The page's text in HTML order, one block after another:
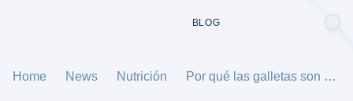
BLOG
Home News Nutrición Por qué las galletas son peligrosas para perros y cómo hacer galletas caseras saludables para perros